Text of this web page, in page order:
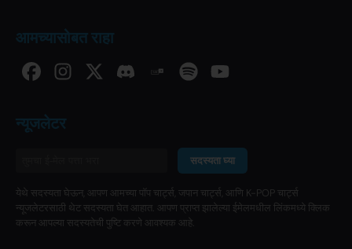
आमच्यासोबत राहा
न्यूजलेटर
सदस्यता घ्या
येथे सदस्यता घेऊन, आपण आमच्या पॉप चार्ट्स, जपान चार्ट्स, आणि K-POP चार्ट्स
न्यूजलेटरसाठी थेट सदस्यता घेत आहात. आपण प्राप्त झालेल्या ईमेलमधील लिंकमध्ये क्लिक
करून आपल्या सदस्यतेची पुष्टि करणे आवश्यक आहे.